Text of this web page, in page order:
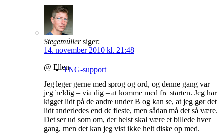
TNG-support
Stegemüller siger:
14. november 2010 kl. 21:48
@ Ellen
Jeg leger gerne med sprog og ord, og denne gang var
jeg heldig – via dig – at komme med fra starten. Jeg har
kigget lidt på de andre under B og kan se, at jeg gør det
lidt anderledes end de fleste, men sådan må det så være.
Det ser ud som om, der helst skal være et billede hver
gang, men det kan jeg vist ikke helt diske op med.